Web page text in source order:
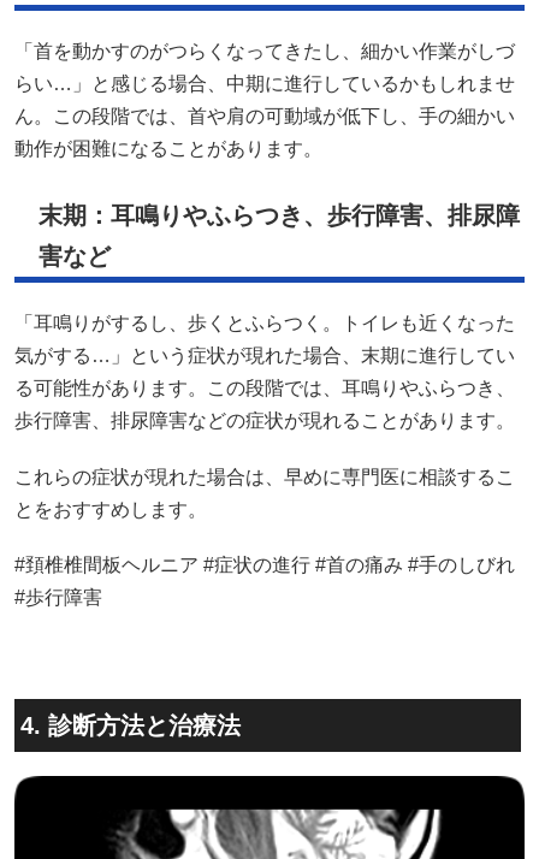
「首を動かすのがつらくなってきたし、細かい作業がしづ
らい…」と感じる場合、中期に進行しているかもしれませ
ん。この段階では、首や肩の可動域が低下し、手の細かい
動作が困難になることがあります。
末期：耳鳴りやふらつき、歩行障害、排尿障
害など
「耳鳴りがするし、歩くとふらつく。トイレも近くなった
気がする…」という症状が現れた場合、末期に進行してい
る可能性があります。この段階では、耳鳴りやふらつき、
歩行障害、排尿障害などの症状が現れることがあります。
これらの症状が現れた場合は、早めに専門医に相談するこ
とをおすすめします。
#頚椎椎間板ヘルニア #症状の進行 #首の痛み #手のしびれ
#歩行障害
4. 診断方法と治療法